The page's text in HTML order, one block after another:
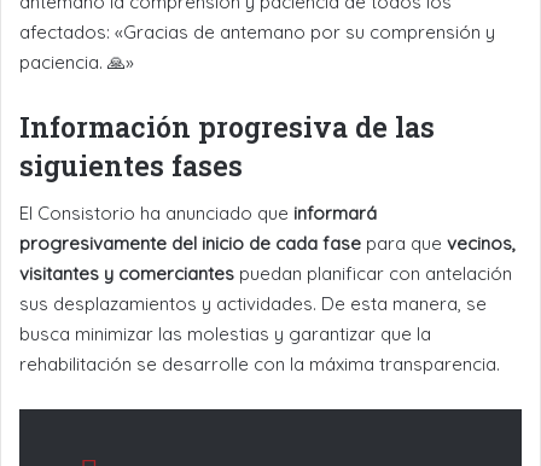
afectados: «Gracias de antemano por su comprensión y
paciencia. 🙏»
Información progresiva de las
siguientes fases
El Consistorio ha anunciado que informará
progresivamente del inicio de cada fase para que vecinos,
visitantes y comerciantes puedan planificar con antelación
sus desplazamientos y actividades. De esta manera, se
busca minimizar las molestias y garantizar que la
rehabilitación se desarrolle con la máxima transparencia.